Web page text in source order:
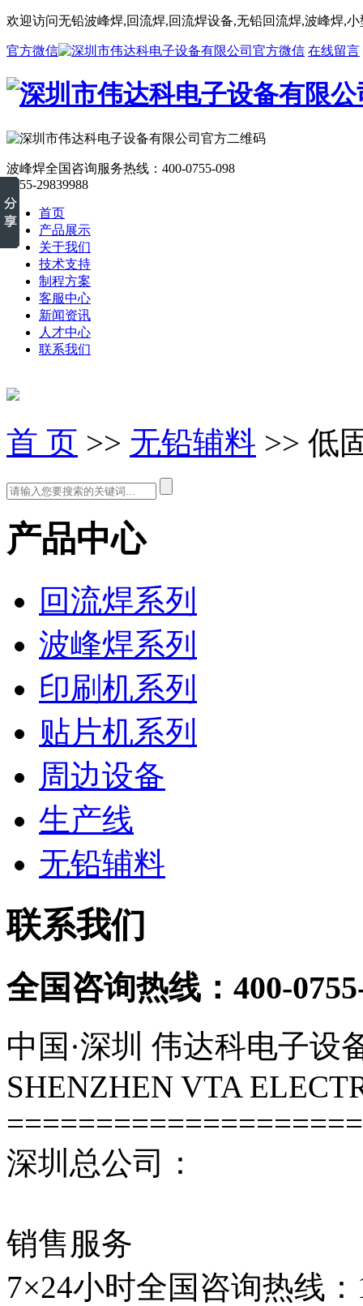
欢迎访问无铅波峰焊,回流焊,回流焊设备,无铅回流焊,波峰焊,
官方微信 在线留言
波峰焊全国咨询服务热线： 400-0755-098
0755-29839988
首页
产品展示
关于我们
技术支持
制程方案
客服中心
新闻资讯
人才中心
联系我们
首 页 >> 无铅辅料 >> 低
产品中心
回流焊系列
波峰焊系列
印刷机系列
贴片机系列
周边设备
生产线
无铅辅料
联系我们
全国咨询热线： 400-
中国·深圳 伟达科电子设
SHENZHEN VTA
深圳总公司：
销售服务
7×24小时全国咨询热线